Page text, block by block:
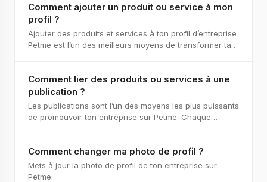
Comment ajouter un produit ou service à mon
profil ?
Ajouter des produits et services à ton profil d’entreprise
Petme est l’un des meilleurs moyens de transformer ta
Comment lier des produits ou services à une
publication ?
Les publications sont l’un des moyens les plus puissants
de promouvoir ton entreprise sur Petme. Chaque
Comment changer ma photo de profil ?
Mets à jour la photo de profil de ton entreprise sur
Petme.